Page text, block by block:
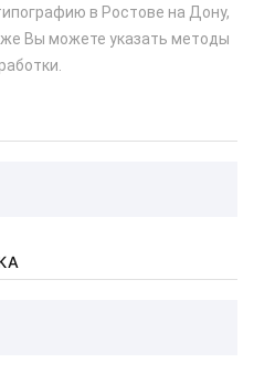
в Ростове на Дону,
Вы можете указать методы